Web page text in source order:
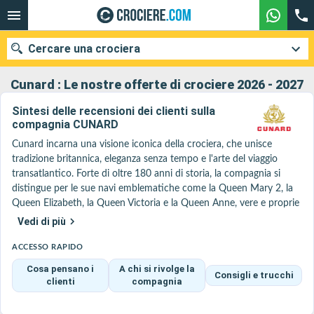
Cunard : Le nostre offerte di crociere 2026 - 2027
Sintesi delle recensioni dei clienti sulla
compagnia CUNARD
Cunard incarna una visione iconica della crociera, che unisce
tradizione britannica, eleganza senza tempo e l'arte del viaggio
transatlantico. Forte di oltre 180 anni di storia, la compagnia si
distingue per le sue navi emblematiche come la Queen Mary 2, la
Queen Elizabeth, la Queen Victoria e la Queen Anne, vere e proprie
navi da crociera dove si respira un'atmosfera unica, ispirata alle
La Queen Mary 2, l'unica nave transatlantica al mondo, assicura la
mitica traversata tra Southampton e New York, offrendo
un'esperienza ormai rara: diversi giorni consecutivi in mare aperto,
senza scali, dove il viaggio diventa una destinazione a sé stante.
Vedi di più
ACCESSO RAPIDO
Cosa pensano i
clienti
A chi si rivolge la
compagnia
Consigli e trucchi
Cercare una crociera
Le nostre destinazioni
Mesi di partenza
Porti Compagnie